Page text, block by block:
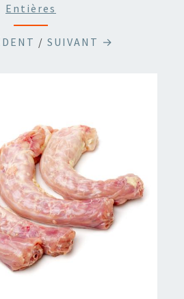
Entières
/ SUIVANT →